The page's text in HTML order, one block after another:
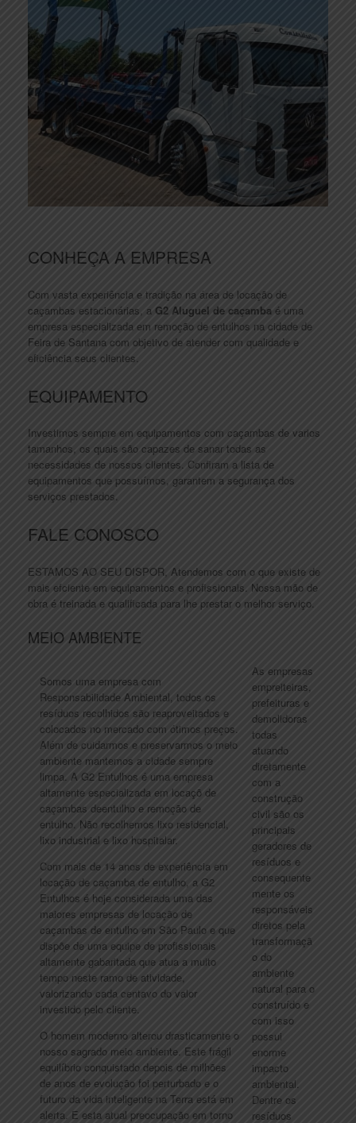
CONHEÇA A EMPRESA
Com vasta experiência e tradição na área de locação de
caçambas estacionárias, a G2 Aluguel de caçamba é uma
empresa especializada em remoção de entulhos na cidade de
Feira de Santana com objetivo de atender com qualidade e
eficiência seus clientes.
EQUIPAMENTO
Investimos sempre em equipamentos com caçambas de varios
tamanhos, os quais são capazes de sanar todas as
necessidades de nossos clientes. Confiram a lista de
equipamentos que possuímos, garantem a segurança dos
serviços prestados.
FALE CONOSCO
ESTAMOS AO SEU DISPOR, Atendemos com o que existe de
mais efciente em equipamentos e profissionais. Nossa mão de
obra é treinada e qualificada para lhe prestar o melhor serviço.
MEIO AMBIENTE
Somos uma empresa com
Responsabilidade Ambiental, todos os
resíduos recolhidos são reaproveitados e
colocados no mercado com ótimos preços.
Além de cuidarmos e preservarmos o meio
ambiente mantemos a cidade sempre
limpa. A G2 Entulhos é uma empresa
altamente especializada em locaçõ de
caçambas deentulho e remoção de
entulho. Não recolhemos lixo residencial,
lixo industrial e lixo hospitalar.
Com mais de 14 anos de experiência em
locação de caçamba de entulho, a G2
Entulhos é hoje considerada uma das
maiores empresas de locação de
caçambas de entulho em São Paulo e que
dispõe de uma equipe de profissionais
altamente gabaritada que atua a muito
tempo neste ramo de atividade,
valorizando cada centavo do valor
investido pelo cliente.
O homem moderno alterou drasticamente o
nosso sagrado meio ambiente. Este frágil
equilíbrio conquistado depois de milhões
de anos de evolução foi perturbado e o
futuro da vida inteligente na Terra está em
alerta. E esta atual preocupação em torno
As empresas
empreiteiras,
prefeituras e
demolidoras
todas
atuando
diretamente
com a
construção
civil são os
principais
geradores de
resíduos e
consequente
mente os
responsáveis
diretos pela
transformaçã
o do
ambiente
natural para o
construído e
com isso
possui
enorme
impacto
ambiental.
Dentre os
resíduos